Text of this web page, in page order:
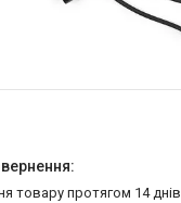
товару протягом 14 днів